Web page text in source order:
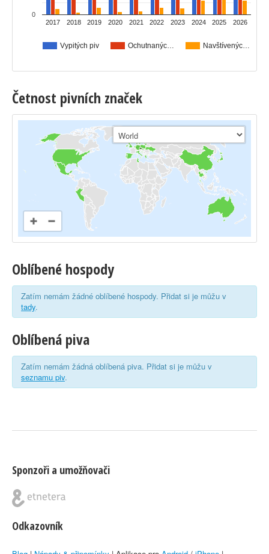
Vypitých piv Ochutnanýc… Navštívenýc…
2017 2018 2019 2020 2021 2022 2023 2024 2025 2026
0
Četnost pivních značek
Oblíbené hospody
Zatím nemám žádné oblíbené hospody. Přidat si je můžu v
tady.
Oblíbená piva
Zatím nemám žádná oblíbená piva. Přidat si je můžu v
seznamu piv.
Sponzoři a umožňovači
Odkazovník